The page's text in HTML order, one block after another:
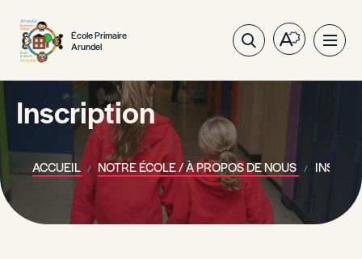
École Primaire
Arundel
Ouvrez
barre
Inscription
ACCUEIL NOTRE ÉCOLE / À PROPOS DE NOUS